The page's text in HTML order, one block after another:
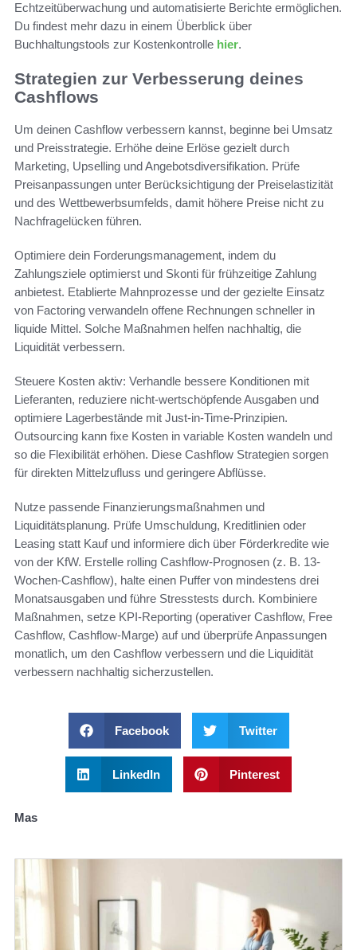
Echtzeitüberwachung und automatisierte Berichte ermöglichen.
Du findest mehr dazu in einem Überblick über
Buchhaltungstools zur Kostenkontrolle hier.
Strategien zur Verbesserung deines
Cashflows
Um deinen Cashflow verbessern kannst, beginne bei Umsatz
und Preisstrategie. Erhöhe deine Erlöse gezielt durch
Marketing, Upselling und Angebotsdiversifikation. Prüfe
Preisanpassungen unter Berücksichtigung der Preiselastizität
und des Wettbewerbsumfelds, damit höhere Preise nicht zu
Nachfragelücken führen.
Optimiere dein Forderungsmanagement, indem du
Zahlungsziele optimierst und Skonti für frühzeitige Zahlung
anbietest. Etablierte Mahnprozesse und der gezielte Einsatz
von Factoring verwandeln offene Rechnungen schneller in
liquide Mittel. Solche Maßnahmen helfen nachhaltig, die
Liquidität verbessern.
Steuere Kosten aktiv: Verhandle bessere Konditionen mit
Lieferanten, reduziere nicht-wertschöpfende Ausgaben und
optimiere Lagerbestände mit Just-in-Time-Prinzipien.
Outsourcing kann fixe Kosten in variable Kosten wandeln und
so die Flexibilität erhöhen. Diese Cashflow Strategien sorgen
für direkten Mittelzufluss und geringere Abflüsse.
Nutze passende Finanzierungsmaßnahmen und
Liquiditätsplanung. Prüfe Umschuldung, Kreditlinien oder
Leasing statt Kauf und informiere dich über Förderkredite wie
von der KfW. Erstelle rolling Cashflow-Prognosen (z. B. 13-
Wochen-Cashflow), halte einen Puffer von mindestens drei
Monatsausgaben und führe Stresstests durch. Kombiniere
Maßnahmen, setze KPI-Reporting (operativer Cashflow, Free
Cashflow, Cashflow-Marge) auf und überprüfe Anpassungen
monatlich, um den Cashflow verbessern und die Liquidität
verbessern nachhaltig sicherzustellen.
Facebook Twitter
LinkedIn Pinterest
Mas